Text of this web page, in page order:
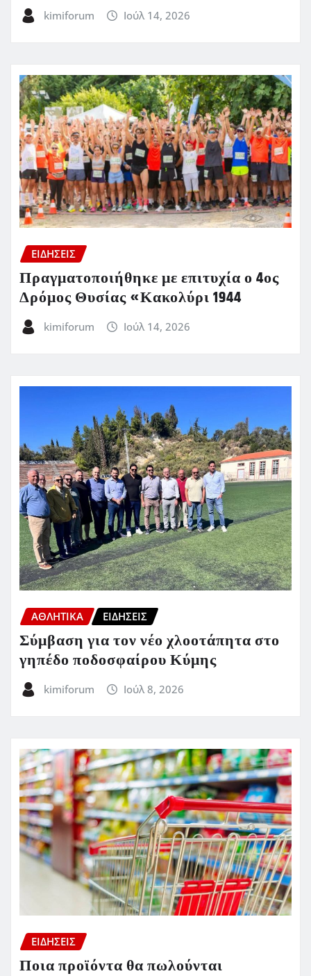
kimiforum Ιούλ 14, 2026
ΕΙΔΗΣΕΙΣ
Πραγματοποιήθηκε με επιτυχία ο 4ος
Δρόμος Θυσίας «Κακολύρι 1944
kimiforum Ιούλ 14, 2026
ΑΘΛΗΤΙΚΑ ΕΙΔΗΣΕΙΣ
Σύμβαση για τον νέο χλοοτάπητα στο
γηπέδο ποδοσφαίρου Κύμης
kimiforum Ιούλ 8, 2026
ΕΙΔΗΣΕΙΣ
Ποια προϊόντα θα πωλούνται